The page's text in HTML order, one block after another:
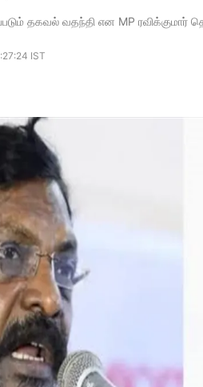
தகவல் வதந்தி என MP ரவிக்குமார்
IST